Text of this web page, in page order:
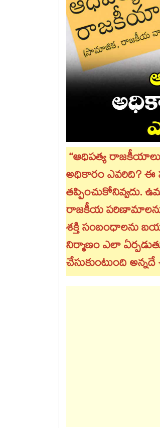
‘‘ఆధిపత్య
అధికారం ఎవరిది? ఈ
తప్పించుకోనివ్వదు.
రాజకీయ పరిణామాలను
శక్తి సంబంధాలను
నిర్మాణం ఎలా
చేసుకుంటుంది